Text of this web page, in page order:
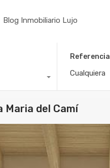
Blog Inmobiliario Lujo
Referencia
Maria del Camí